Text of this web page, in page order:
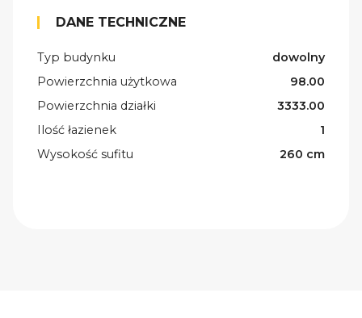
DANE TECHNICZNE
Typ budynku
dowolny
Powierzchnia użytkowa
98.00
Powierzchnia działki
3333.00
Ilość łazienek
1
Wysokość sufitu
260 cm